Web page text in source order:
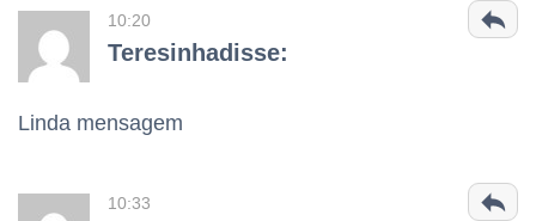
10:20
Teresinhadisse:
Linda mensagem
10:33